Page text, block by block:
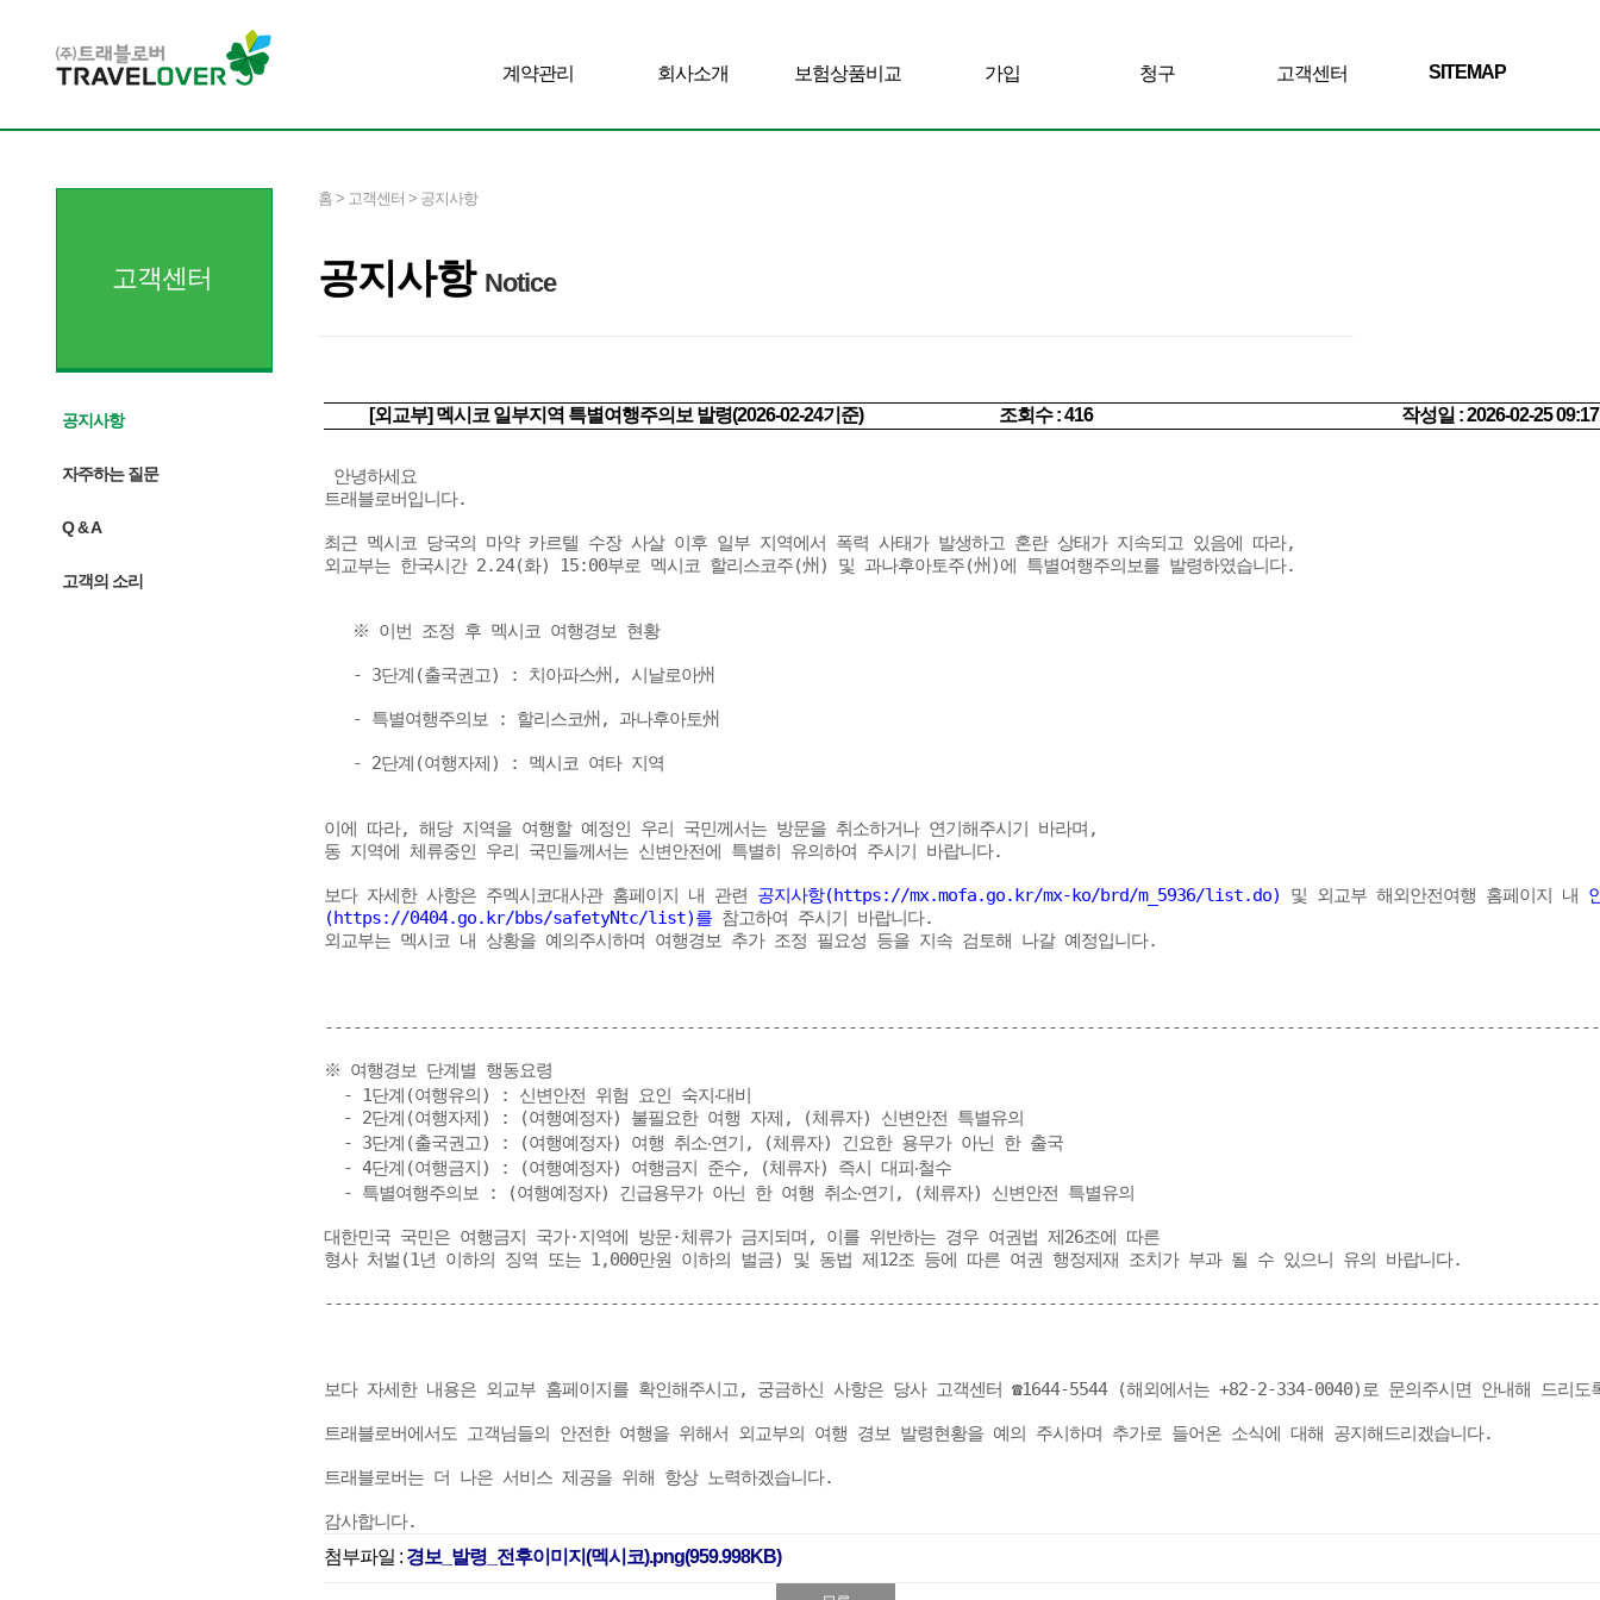
계약관리 회사소개 보험상품비교 가입 청구 고객센터 SITEMAP
고객센터
공지사항
자주하는 질문
Q & A
고객의 소리
홈 > 고객센터 > 공지사항
공지사항 Notice
[외교부] 멕시코 일부지역 특별여행주의보 발령(2026-02-24기준) 조회수 : 416 작성일 : 2026-02-25
안녕하세요
트래블로버입니다.
최근 멕시코 당국의 마약 카르텔 수장 사살 이후 일부 지역에서 폭력 사태가 발생하고 혼란 상태가 지속되고 있음에 따라,
외교부는 한국시간 2.24(화) 15:00부로 멕시코 할리스코주(州) 및 과나후아토주(州)에 특별여행주의보를 발령하였습니다.
   ※ 이번 조정 후 멕시코 여행경보 현황
   - 3단계(출국권고) : 치아파스州, 시날로아州
   - 특별여행주의보 : 할리스코州, 과나후아토州
   - 2단계(여행자제) : 멕시코 여타 지역
이에 따라, 해당 지역을 여행할 예정인 우리 국민께서는 방문을 취소하거나 연기해주시기 바라며,
동 지역에 체류중인 우리 국민들께서는 신변안전에 특별히 유의하여 주시기 바랍니다.
보다 자세한 사항은 주멕시코대사관 홈페이지 내 관련 공지사항(https://mx.mofa.go.kr/mx-ko/brd/m_5936/list.do) 및 외교부 해외안전여행 홈페이지 내
(https://0404.go.kr/bbs/safetyNtc/list)를 참고하여 주시기 바랍니다.
외교부는 멕시코 내 상황을 예의주시하며 여행경보 추가 조정 필요성 등을 지속 검토해 나갈 예정입니다.
※ 여행경보 단계별 행동요령
  - 1단계(여행유의) : 신변안전 위험 요인 숙지‧대비
  - 2단계(여행자제) : (여행예정자) 불필요한 여행 자제, (체류자) 신변안전 특별유의
  - 3단계(출국권고) : (여행예정자) 여행 취소‧연기, (체류자) 긴요한 용무가 아닌 한 출국
  - 4단계(여행금지) : (여행예정자) 여행금지 준수, (체류자) 즉시 대피‧철수
  - 특별여행주의보 : (여행예정자) 긴급용무가 아닌 한 여행 취소‧연기, (체류자) 신변안전 특별유의
대한민국 국민은 여행금지 국가·지역에 방문·체류가 금지되며, 이를 위반하는 경우 여권법 제26조에 따른
형사 처벌(1년 이하의 징역 또는 1,000만원 이하의 벌금) 및 동법 제12조 등에 따른 여권 행정제재 조치가 부과 될 수 있으니 유의 바랍니다.
보다 자세한 내용은 외교부 홈페이지를 확인해주시고, 궁금하신 사항은 당사 고객센터 ☎1644-5544 (해외에서는 +82-2-334-0040)로 문의주시면 안내해 드리도
트래블로버에서도 고객님들의 안전한 여행을 위해서 외교부의 여행 경보 발령현황을 예의 주시하며 추가로 들어온 소식에 대해 공지해드리겠습니다.
트래블로버는 더 나은 서비스 제공을 위해 항상 노력하겠습니다.
감사합니다.
첨부파일 : 경보_발령_전후이미지(멕시코).png(959.998KB)